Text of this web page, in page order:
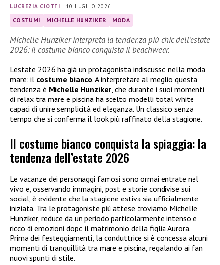
LUCREZIA CIOTTI | 10 LUGLIO 2026
COSTUMI MICHELLE HUNZIKER MODA
Michelle Hunziker interpreta la tendenza più chic dell’estate
2026: il costume bianco conquista il beachwear.
L’estate 2026 ha già un protagonista indiscusso nella moda
mare: il costume bianco. A interpretare al meglio questa
tendenza è Michelle Hunziker, che durante i suoi momenti
di relax tra mare e piscina ha scelto modelli total white
capaci di unire semplicità ed eleganza. Un classico senza
tempo che si conferma il look più raffinato della stagione.
Il costume bianco conquista la spiaggia: la
tendenza dell’estate 2026
Le vacanze dei personaggi famosi sono ormai entrate nel
vivo e, osservando immagini, post e storie condivise sui
social, è evidente che la stagione estiva sia ufficialmente
iniziata. Tra le protagoniste più attese troviamo Michelle
Hunziker, reduce da un periodo particolarmente intenso e
ricco di emozioni dopo il matrimonio della figlia Aurora.
Prima dei festeggiamenti, la conduttrice si è concessa alcuni
momenti di tranquillità tra mare e piscina, regalando ai fan
nuovi spunti di stile.